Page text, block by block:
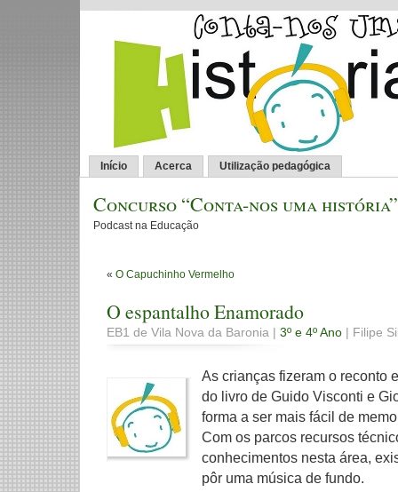
Início Acerca Utilização pedagógica
Concurso “Conta-nos uma história”
Podcast na Educação
« O Capuchinho Vermelho
O espantalho Enamorado
EB1 de Vila Nova da Baronia | 3º e 4º Ano | Filipe
As crianças fizeram o reconto
do livro de Guido Visconti e
forma a ser mais fácil de
Com os parcos recursos
conhecimentos nesta área,
pôr uma música de fundo.